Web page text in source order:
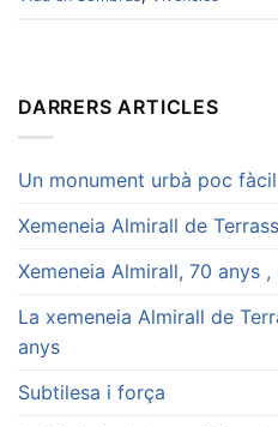
DARRERS ARTICLES
Un monument urbà poc
Xemeneia Almirall de
Xemeneia Almirall, 70 anys ,
La xemeneia Almirall de
anys
Subtilesa i força